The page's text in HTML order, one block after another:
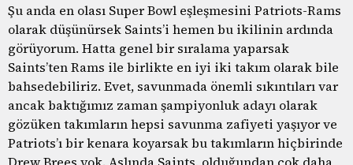
Şu anda en olası Super Bowl eşleşmesini Patriots-Rams
olarak düşünürsek Saints’i hemen bu ikilinin ardında
görüyorum. Hatta genel bir sıralama yaparsak
Saints’ten Rams ile birlikte en iyi iki takım olarak bile
bahsedebiliriz. Evet, savunmada önemli sıkıntıları var
ancak baktığımız zaman şampiyonluk adayı olarak
gözüken takımların hepsi savunma zafiyeti yaşıyor ve
Patriots’ı bir kenara koyarsak bu takımların hiçbirinde